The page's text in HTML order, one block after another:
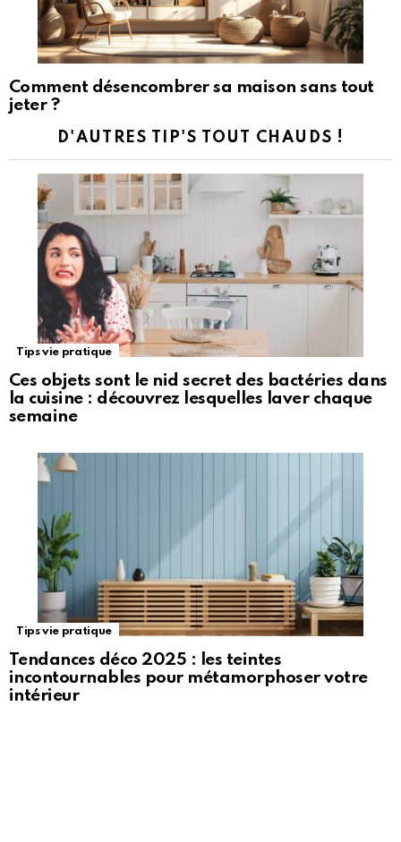
Comment désencombrer sa maison sans tout
jeter ?
D'AUTRES TIP'S TOUT CHAUDS !
Tips vie pratique
Ces objets sont le nid secret des bactéries dans
la cuisine : découvrez lesquelles laver chaque
semaine
Tips vie pratique
Tendances déco 2025 : les teintes
incontournables pour métamorphoser votre
intérieur